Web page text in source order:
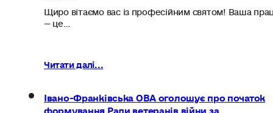
Щиро вітаємо вас із професійним святом! Ваша
— це…
Читати далі...
Івано-Франківська ОВА оголошує про початок
формування Ради ветеранів війни за